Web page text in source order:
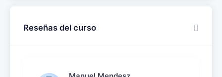
Reseñas del curso